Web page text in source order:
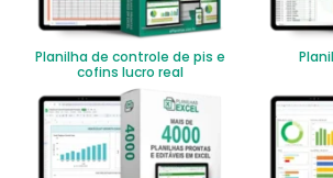
Planilha de controle de pis e
cofins lucro real